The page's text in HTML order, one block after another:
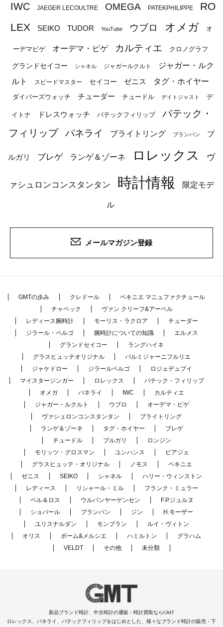
IWC JAEGER LECOULTRE OMEGA PATEKPHILIPPE
RO
LEX
SEIKO TUDOR YouTube ウブロ オメガ オ
ーデマピゲ オーデマ・ピゲ カルティエ クロノグラフ
グランドセイコー シャネル ジャガールクルト
ジャガー・ルク
ルト
スピードマスター セイコー ゼニス タグ・ホイヤー
ダイバーズウォッチ チューダー チュードル デイトジャスト デ
イトナ ドレスウォッチ パテックフィリップ
パテック・
フィリップ
パネライ ブライトリング ブランパン ブ
ルガリ ブレゲ ランゲ＆ゾーネ ロレックス ヴ
ァシュロンコンスタンタン 時計情報 限定モデ
ル
メールマガジン登録
GMTの歩み クレドール
ペキニエ マニュファクチュール
チャペック
ヴァン クリーフ&アーペル
レディース腕時計
モーリス・ラクロア
チューダー
ジラール・ペルゴ
腕時計についての知識
エルメス
グランドセイコー
ラングハイネ
グラスヒュッテオリジナル
パルミジャーニフルリエ
ジャケドロー
ジラールペルゴ
ロジェデュブイ
マイスタージンガー
ロレックス
パテック・フィリップ
オメガ
パネライ IWC
カルティエ
ジャガー・ルクルト
ウブロ
オーデマ・ピゲ
ヴァシュロンコンスタンタン
ブライトリング
ランゲ＆ゾーネ
タグ・ホイヤー
ブレゲ
チュードル
ブルガリ
ロンジン
モリッツ・グロスマン
ユンハンス
ピアジェ
グラスヒュッテ・オリジナル
ノモス
ペキニエ
ゼニス
SEIKO シャネル
ハリー・ウィンストン
レディース
リシャール・ミル
フランク・ミュラー
ベル＆ロス
ウルバンヤーゲンセン
F.P.ジュルヌ
ショパール
ブランパン ジン
H.モーザー
ユリスナルダン
モンブラン
ルイ・ヴィトン
オリス
ボーム&メルシエ ハミルトン
グラハム
VELDT
その他 未分類
新品ブランド時計、中古時計の通販・時計買取ならGMT
ロレックス、パネライ、パテックフィリップをはじめとした、様々なブランド時計の販売・下